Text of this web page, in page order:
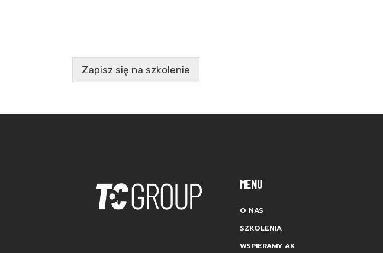
Zapisz się na szkolenie
MENU
O NAS
SZKOLENIA
WSPIERAMY AK